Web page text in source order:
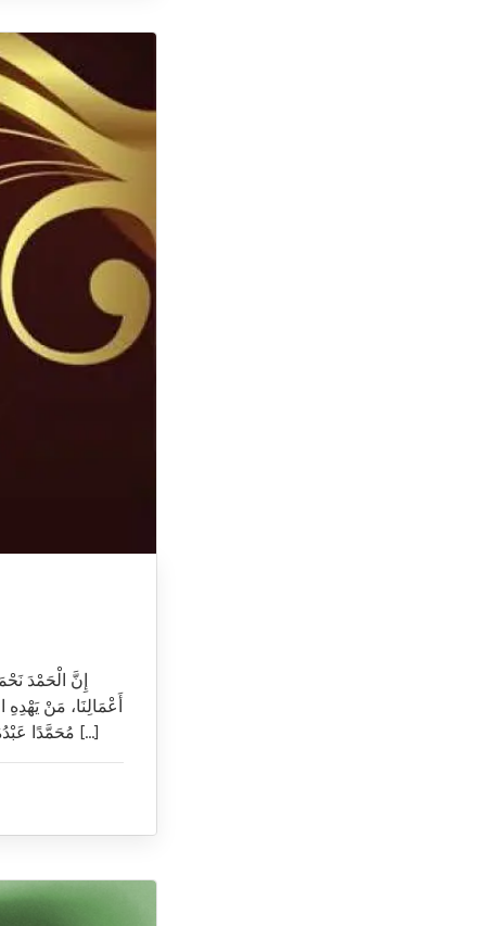
أَعْمَالِنَا، مَنْ
مُحَمَّدًا عَبْدُهُ وَرَسُوْلُهُ. يَٰٓأَيُّهَا ٱلَّذِينَ ءَامَنُواْ ٱتَّقُواْ ٱللَّهَ حَقَّ تُقَاتِهِۦ وَلَا تَمُوتُنَّ إِلَّا وَأَنتُم مُّسۡلِمُونَ ١٠٢ يَٰٓأَيُّهَا […]